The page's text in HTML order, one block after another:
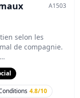
A1503
selon les
de compagnie.
4.8/10